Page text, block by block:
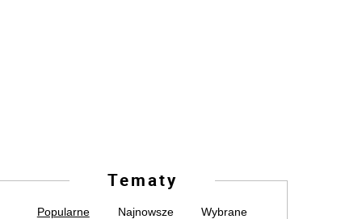
Tematy
Popularne Najnowsze Wybrane